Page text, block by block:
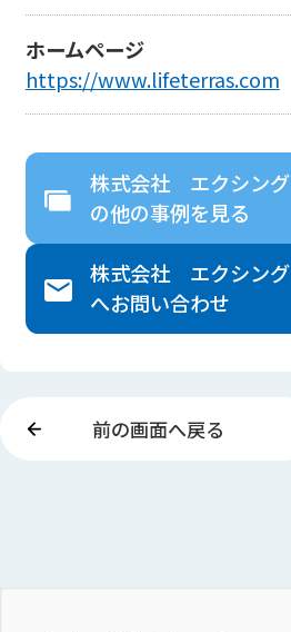
ホームページ
https://www.lifeterras.com
株式会社 エクシング
の他の事例を見る
株式会社 エクシング
へお問い合わせ
前の画面へ戻る